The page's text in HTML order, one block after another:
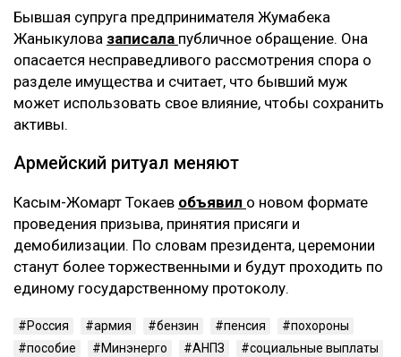
Бывшая супруга предпринимателя Жумабека
Жаныкулова записала публичное обращение. Она
опасается несправедливого рассмотрения спора о
разделе имущества и считает, что бывший муж
может использовать свое влияние, чтобы сохранить
активы.
Армейский ритуал меняют
Касым-Жомарт Токаев объявил о новом формате
проведения призыва, принятия присяги и
демобилизации. По словам президента, церемонии
станут более торжественными и будут проходить по
единому государственному протоколу.
Россия армия бензин пенсия
похороны
пособие
Минэнерго АНПЗ
социальные выплаты